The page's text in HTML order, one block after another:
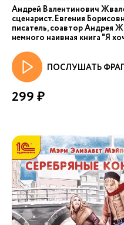
Андрей Валентинович
сценарист. Евгения
писатель, соавтор Андрея
немного наивная книга "Я
ПОСЛУШАТЬ
299 ₽